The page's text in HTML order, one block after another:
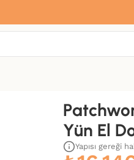
hediyemiz
%10 indirimfırsatını yakala.
Yün El
Yapısı gereği